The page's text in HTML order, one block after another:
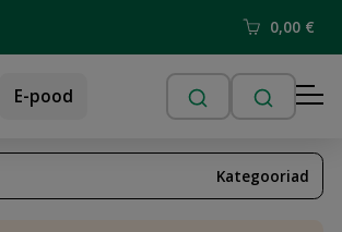
0,00 €
E-pood
Kategooriad